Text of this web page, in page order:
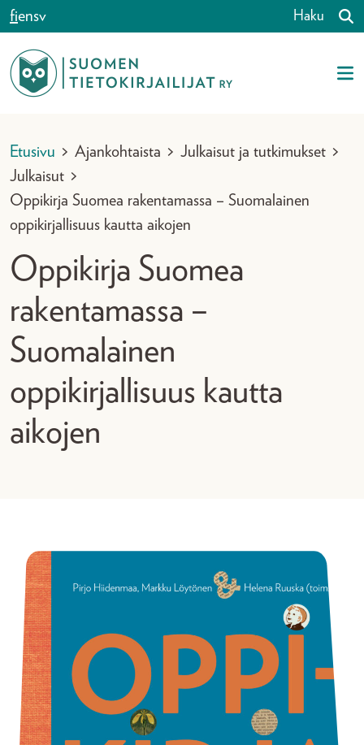
Siirry sisältöön
fiensv Haku
Etusivu > Ajankohtaista > Julkaisut ja tutkimukset >
Julkaisut >
Oppikirja Suomea rakentamassa – Suomalainen
oppikirjallisuus kautta aikojen
Oppikirja Suomea
rakentamassa –
Suomalainen
oppikirjallisuus kautta
aikojen